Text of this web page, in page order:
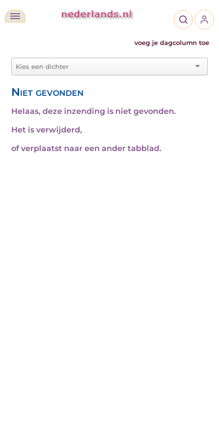
voeg je dagcolumn toe
Niet gevonden
Helaas, deze inzending is niet gevonden.
Het is verwijderd,
of verplaatst naar een ander tabblad.